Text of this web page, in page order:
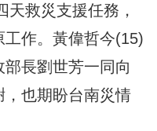
救災支援任務，
作。黃偉哲今(15)
長劉世芳一同向
也期盼台南災情